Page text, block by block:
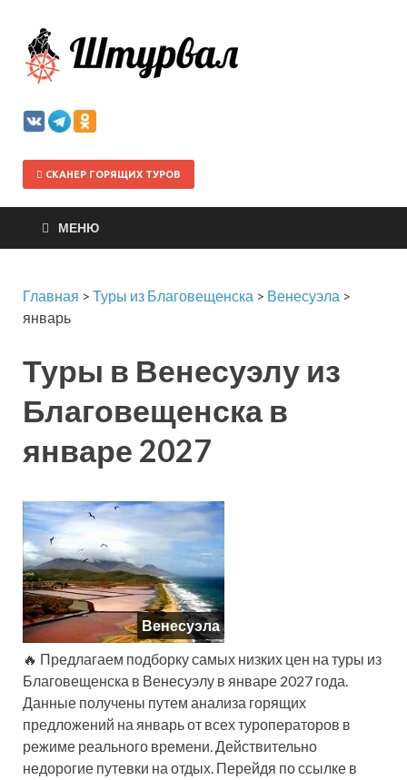
СКАНЕР ГОРЯЩИХ ТУРОВ
МЕНЮ
Главная > Туры из Благовещенска > Венесуэла >
январь
Туры в Венесуэлу из
Благовещенска в
январе 2027
Венесуэла
🔥 Предлагаем подборку самых низких цен на туры из
Благовещенска в Венесуэлу в январе 2027 года.
Данные получены путем анализа горящих
предложений на январь от всех туроператоров в
режиме реального времени. Действительно
недорогие путевки на отдых. Перейдя по ссылке в